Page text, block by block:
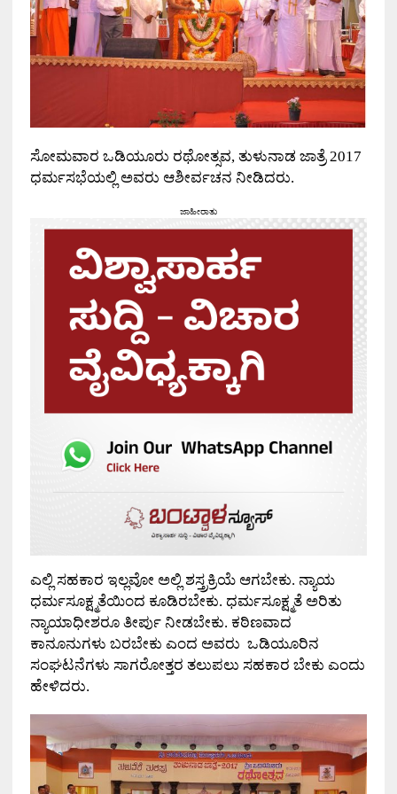
ಸೋಮವಾರ ಒಡಿಯೂರು ರಥೋತ್ಸವ, ತುಳುನಾಡ ಜಾತ್ರೆ2017
ಧರ್ಮಸಭೆಯಲ್ಲಿ ಅವರು ಆಶೀರ್ವಚನ ನೀಡಿದರು.
ಜಾಹೀರಾತು
ಎಲ್ಲಿ ಸಹಕಾರ ಇಲ್ಲವೋ ಅಲ್ಲಿ ಶಸ್ತ್ರಕ್ರಿಯೆ ಆಗಬೇಕು. ನ್ಯಾಯ
ಧರ್ಮಸೂಕ್ಷ್ಮತೆಯಿಂದ ಕೂಡಿರಬೇಕು. ಧರ್ಮಸೂಕ್ಷ್ಮತೆ ಅರಿತು
ನ್ಯಾಯಾಧೀಶರೂ ತೀರ್ಪು ನೀಡಬೇಕು. ಕಠಿಣವಾದ
ಕಾನೂನುಗಳು ಬರಬೇಕು ಎಂದ ಅವರು ಒಡಿಯೂರಿನ
ಸಂಘಟನೆಗಳು ಸಾಗರೋತ್ತರ ತಲುಪಲು ಸಹಕಾರ ಬೇಕು ಎಂದು
ಹೇಳಿದರು.